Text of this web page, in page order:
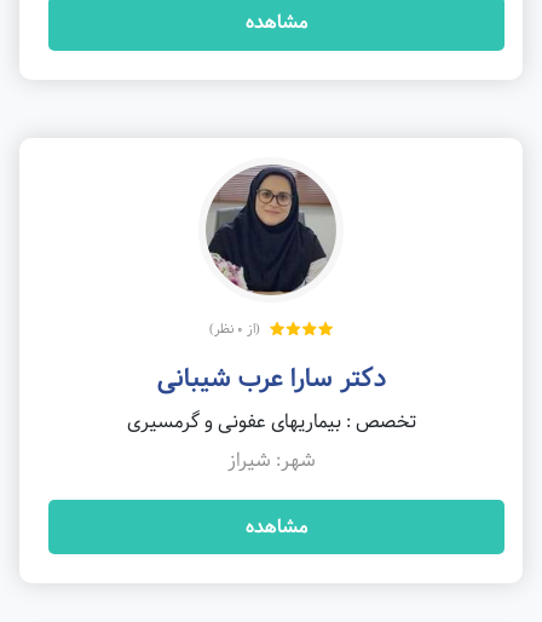
مشاهده
(از 0 نظر)
دکتر سارا عرب شیبانی
تخصص : بیماریهای عفونی و گرمسیری
شهر: شیراز
مشاهده